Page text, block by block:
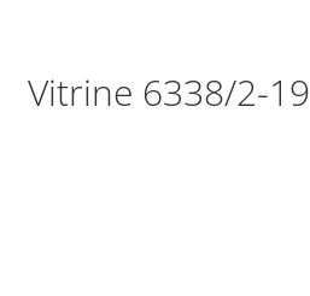
Vitrine 6338/2-19